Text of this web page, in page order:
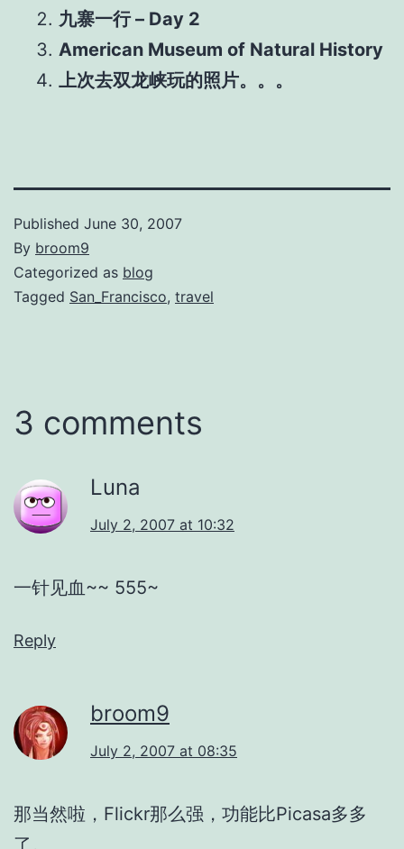
九寨一行 – Day 2
American Museum of Natural History
上次去双龙峡玩的照片。。。
Published June 30, 2007
By broom9
Categorized as blog
Tagged San_Francisco, travel
3 comments
Luna
July 2, 2007 at 10:32
一针见血~~ 555~
Reply
broom9
July 2, 2007 at 08:35
那当然啦，Flickr那么强，功能比Picasa多多
了。